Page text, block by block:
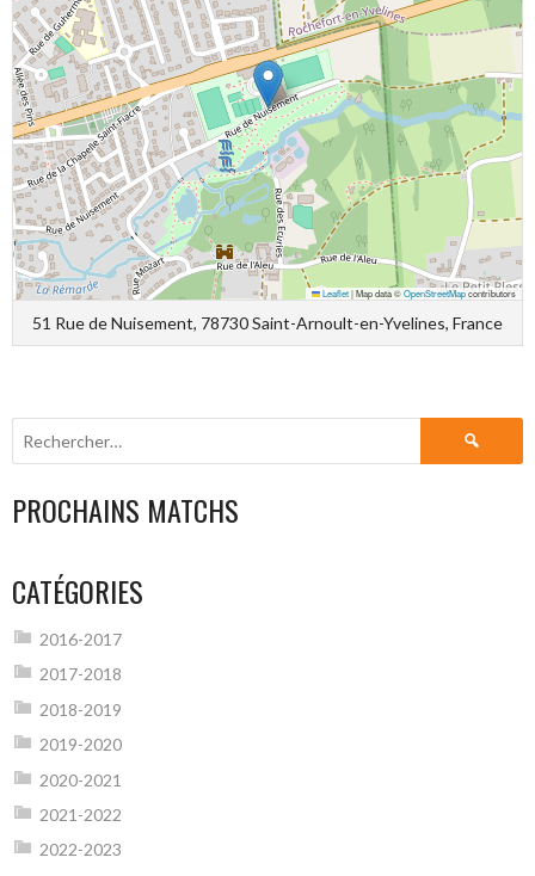
Leaflet|Map data ©OpenStreetMapcontributors
51 Rue de Nuisement, 78730 Saint-Arnoult-en-Yvelines, France
Rechercher :
PROCHAINS MATCHS
CATÉGORIES
2016-2017
2017-2018
2018-2019
2019-2020
2020-2021
2021-2022
2022-2023